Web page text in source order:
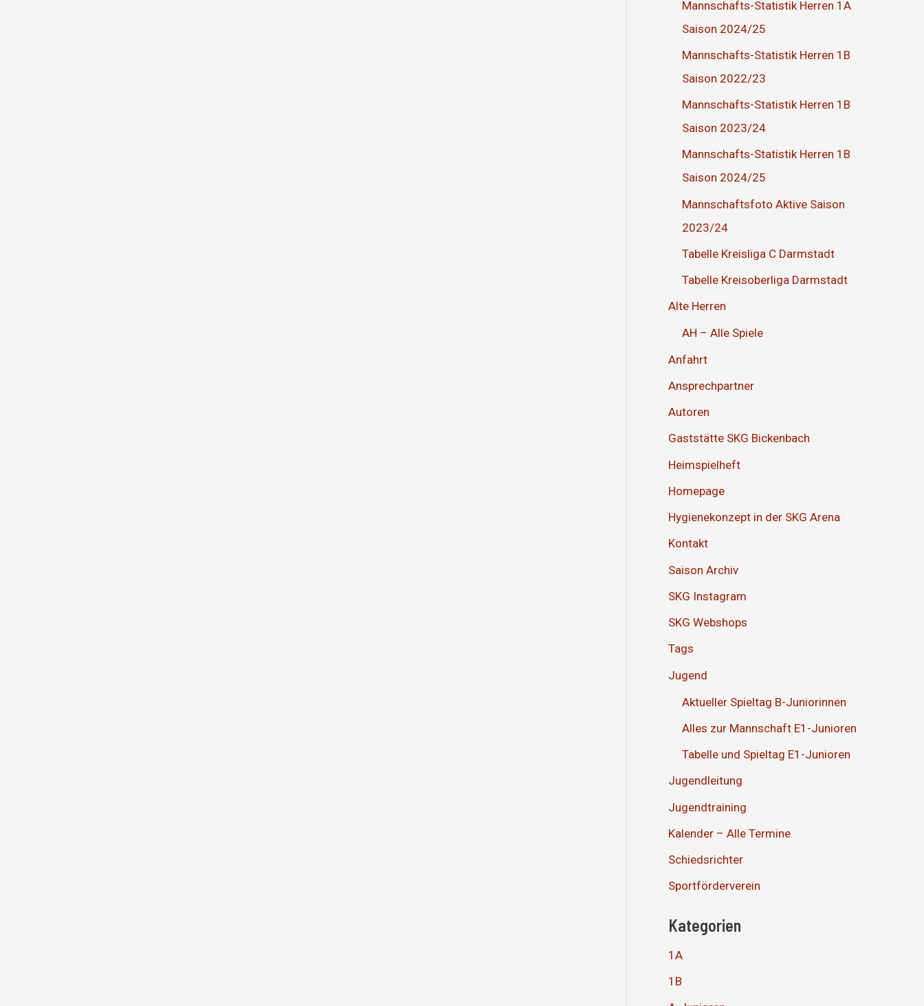
Mannschafts-Statistik Herren 1A
Saison 2024/25
Mannschafts-Statistik Herren 1B
Saison 2022/23
Mannschafts-Statistik Herren 1B
Saison 2023/24
Mannschafts-Statistik Herren 1B
Saison 2024/25
Mannschaftsfoto Aktive Saison
2023/24
Tabelle Kreisliga C Darmstadt
Tabelle Kreisoberliga Darmstadt
Alte Herren
AH – Alle Spiele
Anfahrt
Ansprechpartner
Autoren
Gaststätte SKG Bickenbach
Heimspielheft
Homepage
Hygienekonzept in der SKG Arena
Kontakt
Saison Archiv
SKG Instagram
SKG Webshops
Tags
Jugend
Aktueller Spieltag B-Juniorinnen
Alles zur Mannschaft E1-Junioren
Tabelle und Spieltag E1-Junioren
Jugendleitung
Jugendtraining
Kalender – Alle Termine
Schiedsrichter
Sportförderverein
Kategorien
1A
1B